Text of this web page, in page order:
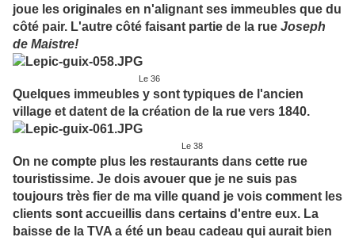
joue les originales en n'alignant ses immeubles que du
côté pair. L'autre côté faisant partie de la rue Joseph
de Maistre!
Le 36
Quelques immeubles y sont typiques de l'ancien
village et datent de la création de la rue vers 1840.
Le 38
On ne compte plus les restaurants dans cette rue
touristissime. Je dois avouer que je ne suis pas
toujours très fier de ma ville quand je vois comment les
clients sont accueillis dans certains d'entre eux. La
baisse de la TVA a été un beau cadeau qui aurait bien